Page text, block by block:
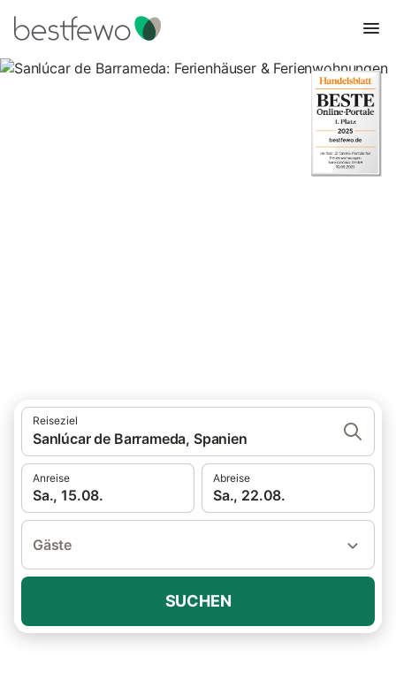
Reiseziel
Sanlúcar de Barrameda, Spanien
Anreise
Sa., 15.08.
Abreise
Sa., 22.08.
Gäste
SUCHEN